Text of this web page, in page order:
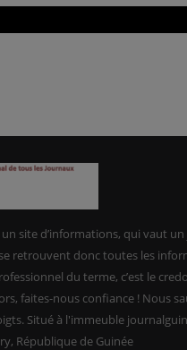
site d’informations, qui vaut
retrouvent donc toutes les
du terme, c’est le
faites-nous confiance ! Nous
Situé à l'immeuble
République de Guinée